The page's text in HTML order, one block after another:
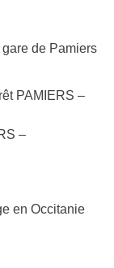
de Pamiers
PAMIERS –
–
en Occitanie